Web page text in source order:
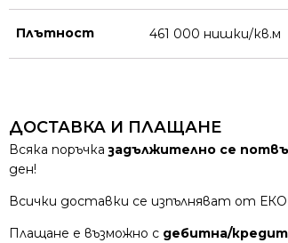
Плътност 461 000 нишки/кв.м
ДОСТАВКА И ПЛАЩАНЕ
Всяка поръчказадължително се
ден!
Всички доставки се изпълняват от
Плащане е възможно с дебитна/